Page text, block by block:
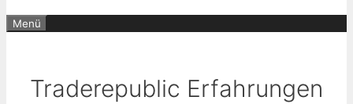
Menü
Traderepublic Erfahrungen